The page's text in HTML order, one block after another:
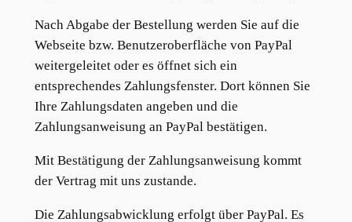
Nach Abgabe der Bestellung werden Sie auf die
Webseite bzw. Benutzeroberfläche von PayPal
weitergeleitet oder es öffnet sich ein
entsprechendes Zahlungsfenster. Dort können Sie
Ihre Zahlungsdaten angeben und die
Zahlungsanweisung an PayPal bestätigen.
Mit Bestätigung der Zahlungsanweisung kommt
der Vertrag mit uns zustande.
Die Zahlungsabwicklung erfolgt über PayPal. Es